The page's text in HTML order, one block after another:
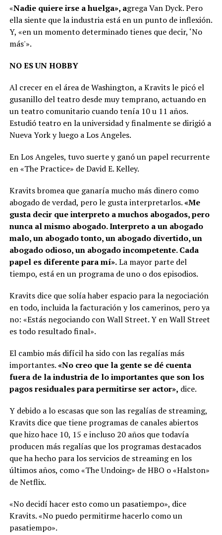
«Nadie quiere irse a huelga», agrega Van Dyck. Pero
ella siente que la industria está en un punto de inflexión.
Y, «en un momento determinado tienes que decir, ‘No
más'».
NO ES UN HOBBY
Al crecer en el área de Washington, a Kravits le picó el
gusanillo del teatro desde muy temprano, actuando en
un teatro comunitario cuando tenía 10 u 11 años.
Estudió teatro en la universidad y finalmente se dirigió a
Nueva York y luego a Los Angeles.
En Los Angeles, tuvo suerte y ganó un papel recurrente
en «The Practice» de David E. Kelley.
Kravits bromea que ganaría mucho más dinero como
abogado de verdad, pero le gusta interpretarlos.«Me
gusta decir que interpreto a muchos abogados, pero
nunca al mismo abogado. Interpreto a un abogado
malo, un abogado tonto, un abogado divertido, un
abogado odioso, un abogado incompetente. Cada
papel es diferente para mí».La mayor parte del
tiempo, está en un programa de uno o dos episodios.
Kravits dice que solía haber espacio para la negociación
en todo, incluida la facturación y los camerinos, pero ya
no: «Estás negociando con Wall Street. Y en Wall Street
es todo resultado final».
El cambio más difícil ha sido con las regalías más
importantes.«No creo que la gente se dé cuenta
fuera de la industria de lo importantes que son los
pagos residuales para permitirse ser actor», dice.
Y debido a lo escasas que son las regalías de streaming,
Kravits dice que tiene programas de canales abiertos
que hizo hace 10, 15 e incluso 20 años que todavía
producen más regalías que los programas destacados
que ha hecho para los servicios de streaming en los
últimos años, como «The Undoing» de HBO o «Halston»
de Netflix.
«No decidí hacer esto como un pasatiempo», dice
Kravits. «No puedo permitirme hacerlo como un
pasatiempo».